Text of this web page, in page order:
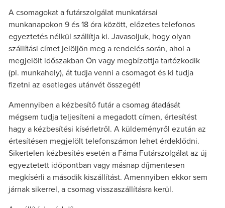
A csomagokat a futárszolgálat munkatársai
munkanapokon 9 és 18 óra között, előzetes telefonos
egyeztetés nélkül szállítja ki. Javasoljuk, hogy olyan
szállítási címet jelöljön meg a rendelés során, ahol a
megjelölt időszakban Ön vagy megbízottja tartózkodik
(pl. munkahely), át tudja venni a csomagot és ki tudja
fizetni az esetleges utánvét összegét!
Amennyiben a kézbesítő futár a csomag átadását
mégsem tudja teljesíteni a megadott címen, értesítést
hagy a kézbesítési kísérletről. A küldeményről ezután az
értesítésen megjelölt telefonszámon lehet érdeklődni.
Sikertelen kézbesítés esetén a Fáma Futárszolgálat az új
egyeztetett időpontban vagy másnap díjmentesen
megkísérli a második kiszállítást. Amennyiben ekkor sem
járnak sikerrel, a csomag visszaszállításra kerül.